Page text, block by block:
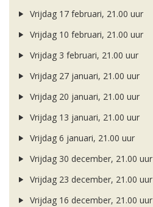
Vrijdag 17 februari, 21.00 uur
Vrijdag 10 februari, 21.00 uur
Vrijdag 3 februari, 21.00 uur
Vrijdag 27 januari, 21.00 uur
Vrijdag 20 januari, 21.00 uur
Vrijdag 13 januari, 21.00 uur
Vrijdag 6 januari, 21.00 uur
Vrijdag 30 december, 21.00 uur
Vrijdag 23 december, 21.00 uur
Vrijdag 16 december, 21.00 uur